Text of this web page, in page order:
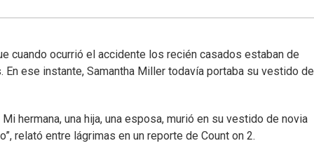
cuando ocurrió el accidente los recién casados estaban de
ese instante, Samantha Miller todavía portaba su vestido de
hermana, una hija, una esposa, murió en su vestido de novia
relató entre lágrimas en un reporte de Count on 2.